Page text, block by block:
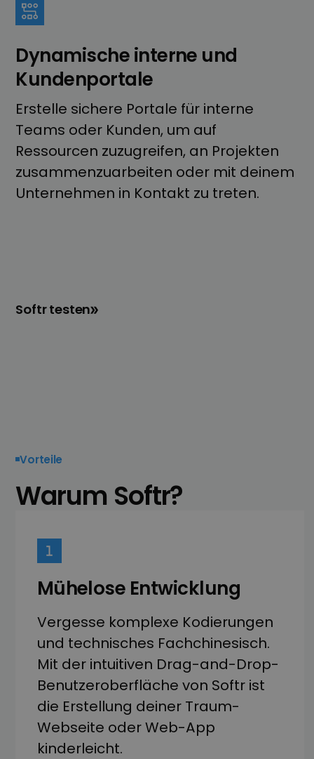
Dynamische interne und
Kundenportale
Erstelle sichere Portale für interne
Teams oder Kunden, um auf
Ressourcen zuzugreifen, an Projekten
zusammenzuarbeiten oder mit deinem
Unternehmen in Kontakt zu treten.
Softr testen
Vorteile
Warum Softr?
Mühelose Entwicklung
Vergesse komplexe Kodierungen
und technisches Fachchinesisch.
Mit der intuitiven Drag-and-Drop-
Benutzeroberfläche von Softr ist
die Erstellung deiner Traum-
Webseite oder Web-App
kinderleicht.